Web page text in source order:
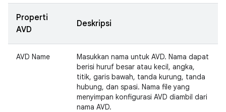
Properti
AVD
Deskripsi
AVD Name
Masukkan nama untuk AVD. Nama dapat
berisi huruf besar atau kecil, angka,
titik, garis bawah, tanda kurung, tanda
hubung, dan spasi. Nama file yang
menyimpan konfigurasi AVD diambil dari
nama AVD.